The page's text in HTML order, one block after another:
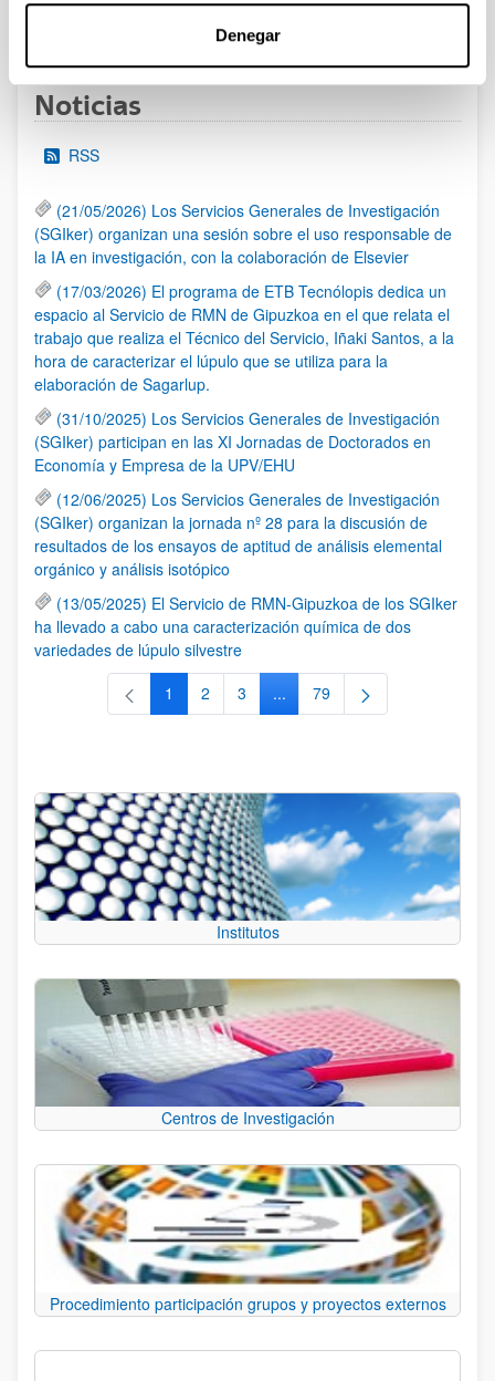
Denegar
Páginas intermedias Use TAB para desplazarse.
PáginaPágina
Noticias
RSS
(21/05/2026) Los Servicios Generales de Investigación
(SGIker) organizan una sesión sobre el uso responsable de
la IA en investigación, con la colaboración de Elsevier
(17/03/2026) El programa de ETB Tecnólopis dedica un
espacio al Servicio de RMN de Gipuzkoa en el que relata el
trabajo que realiza el Técnico del Servicio, Iñaki Santos, a la
hora de caracterizar el lúpulo que se utiliza para la
elaboración de Sagarlup.
(31/10/2025) Los Servicios Generales de Investigación
(SGIker) participan en las XI Jornadas de Doctorados en
Economía y Empresa de la UPV/EHU
(12/06/2025) Los Servicios Generales de Investigación
(SGIker) organizan la jornada nº 28 para la discusión de
resultados de los ensayos de aptitud de análisis elemental
orgánico y análisis isotópico
(13/05/2025) El Servicio de RMN-Gipuzkoa de los SGIker
ha llevado a cabo una caracterización química de dos
variedades de lúpulo silvestre
Página
1 Página
2 Página
3 ...Páginas intermedias Use TAB
Página
79
Institutos
Centros de Investigación
Procedimiento participación grupos y proyectos externos